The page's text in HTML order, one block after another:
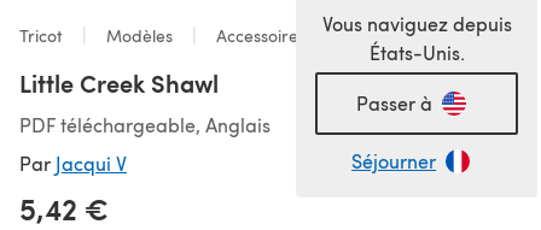
Vous naviguez depuis
États-Unis.
Passer à
Séjourner
Tricot Modèles Accessoires
Little Creek Shawl
PDF téléchargeable, Anglais
Par Jacqui V
5,42 €